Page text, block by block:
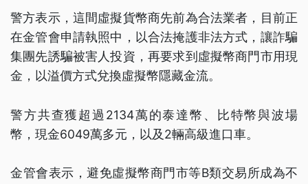
警方表示，這間虛擬貨幣商先前為合法業者，目前正
在金管會申請執照中，以合法掩護非法方式，讓詐騙
集團先誘騙被害人投資，再要求到虛擬幣商門市用現
金，以溢價方式兌換虛擬幣隱藏金流。
警方共查獲超過2134萬的泰達幣、比特幣與波場
幣，現金6049萬多元，以及2輛高級進口車。
金管會表示，避免虛擬幣商門市等B類交易所成為不